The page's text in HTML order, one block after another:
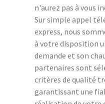
n'aurez pas à vous
Sur simple appel
express, nous
à votre disposition
demande et son
partenaires sont
critères de qualité
garantissant une